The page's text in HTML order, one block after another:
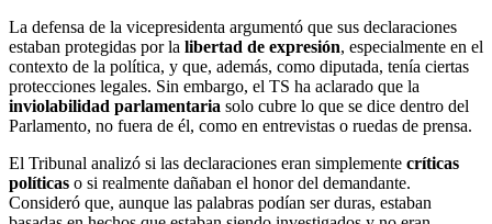
La defensa de la vicepresidenta argumentó que sus declaraciones
estaban protegidas por la libertad de expresión, especialmente en el
contexto de la política, y que, además, como diputada, tenía ciertas
protecciones legales. Sin embargo, el TS ha aclarado que la
inviolabilidad parlamentaria solo cubre lo que se dice dentro del
Parlamento, no fuera de él, como en entrevistas o ruedas de prensa.
El Tribunal analizó si las declaraciones eran simplemente críticas
políticas o si realmente dañaban el honor del demandante.
Consideró que, aunque las palabras podían ser duras, estaban